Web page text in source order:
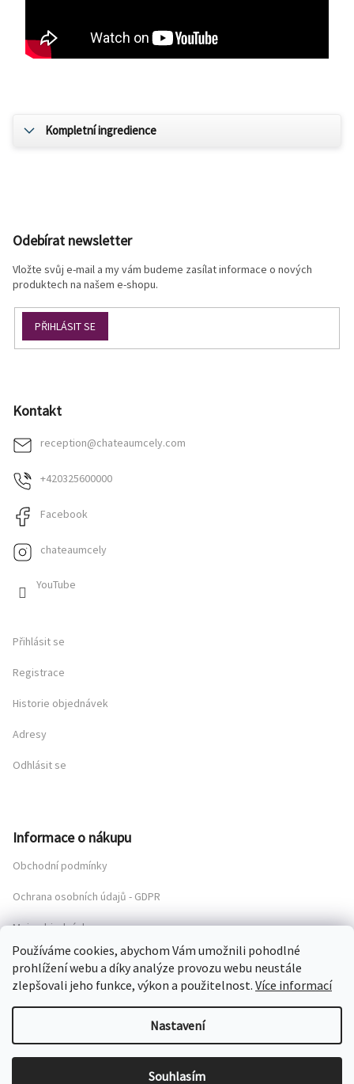
Používáme cookies, abychom Vám umožnili pohodlné
prohlížení webu a díky analýze provozu webu neustále
zlepšovali jeho funkce, výkon a použitelnost. Více informací
Nastavení
Souhlasím
Kompletní ingredience
Odebírat newsletter
Vložte svůj e-mail a my vám budeme zasílat informace o nových
produktech na našem e-shopu.
PŘIHLÁSIT SE
Kontakt
reception@chateaumcely.com
+420325600000
Facebook
chateaumcely
YouTube
Přihlásit se
Registrace
Historie objednávek
Adresy
Odhlásit se
Informace o nákupu
Obchodní podmínky
Ochrana osobních údajů - GDPR
Moje objednávka
Vytvořil Shoptet
Shoptak.cz